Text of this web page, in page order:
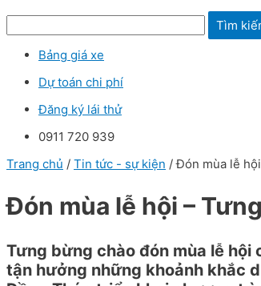
Tìm
Bảng giá xe
Dự toán chi phí
Đăng ký lái thử
0911 720 939
Trang chủ / Tin tức - sự kiện / Đón mùa lễ
Đón mùa lễ hội –
Tưng bừng chào đón mùa lễ hội
tận hưởng những khoảnh khắc